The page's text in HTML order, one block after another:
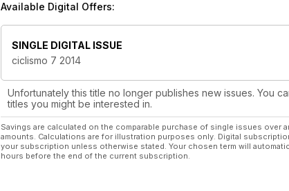
Available Digital Offers:
SINGLE DIGITAL ISSUE
ciclismo 7 2014
Unfortunately this title no longer publishes new issues. You
titles you might be interested in.
Savings are calculated on the comparable purchase of single issues over
amounts. Calculations are for illustration purposes only. Digital
your subscription unless otherwise stated. Your chosen term will
hours before the end of the current subscription.